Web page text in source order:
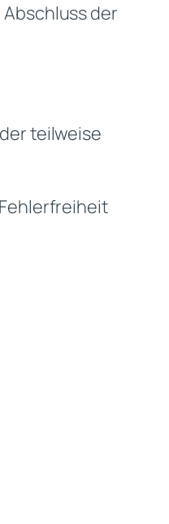
der
teilweise